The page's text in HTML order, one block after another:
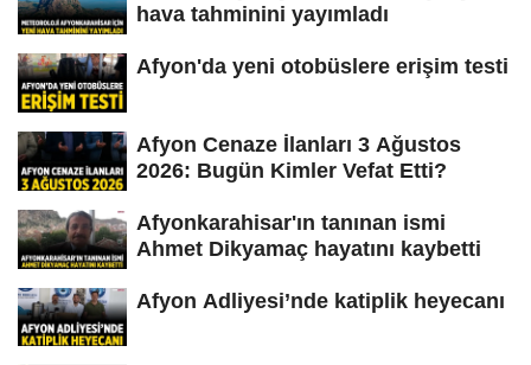
hava tahminini yayımladı
Afyon'da yeni otobüslere erişim testi
Afyon Cenaze İlanları 3 Ağustos
2026: Bugün Kimler Vefat Etti?
Afyonkarahisar'ın tanınan ismi
Ahmet Dikyamaç hayatını kaybetti
Afyon Adliyesi’nde katiplik heyecanı